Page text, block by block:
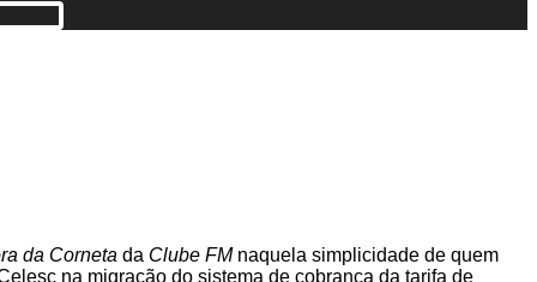
da Corneta da Clube FM naquela simplicidade de quem
na migração do sistema de cobrança da tarifa de